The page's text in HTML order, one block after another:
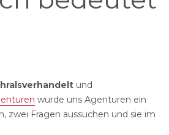
und
wurde uns Agenturen ein
zwei Fragen aussuchen und sie im